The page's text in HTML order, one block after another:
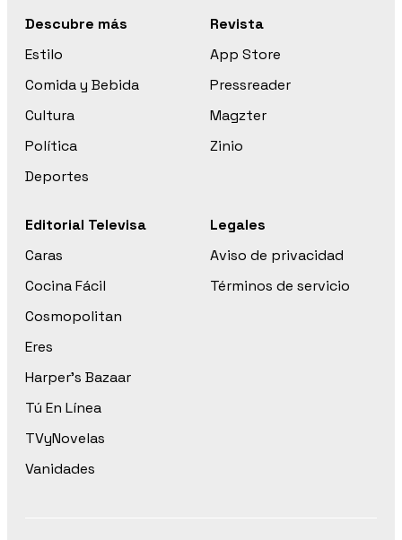
Descubre más
Estilo
Comida y Bebida
Cultura
Política
Deportes
Revista
App Store
Pressreader
Magzter
Zinio
Editorial Televisa
Caras
Cocina Fácil
Cosmopolitan
Eres
Harper’s Bazaar
Tú En Línea
TVyNovelas
Vanidades
Legales
Aviso de privacidad
Términos de servicio